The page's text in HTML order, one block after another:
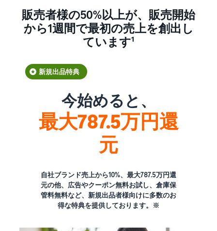
販売者様の50%以上が、販売開始
から1週間で最初の売上を創出し
ています¹
新規出品特典
今始めると、
最大787.5万円還
元
自社ブランド売上から10%、最大787.5万円還
元の他、広告やクーポン無料お試し、倉庫保
管料無料など、新規出品者様向けに多数のお
得な特典を提供しております。※